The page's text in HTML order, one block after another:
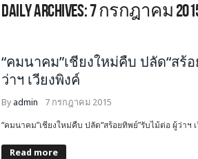
DAILY ARCHIVES:7 กรกฎาคม
“คมนาคม”เชียงใหม่คืบ ปลัด“สร้
ว่าฯ เวียงพิงค์
By admin 7 กรกฎาคม 2015
“คมนาคม”เชียงใหม่คืบ ปลัด“สร้อยทิพย์”รับไม้ต่อ ผู้ว่าฯ
Read more